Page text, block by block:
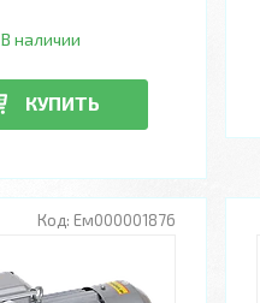
В наличии
КУПИТЬ
Ем000001876